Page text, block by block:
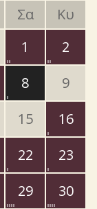
Σα
Κυ
1
2
8
9
15
16
22
23
29
30